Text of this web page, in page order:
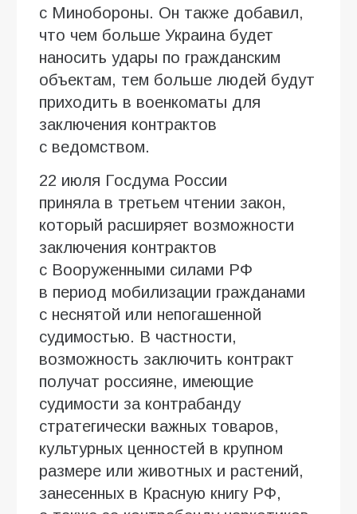
с Минобороны. Он также добавил,
что чем больше Украина будет
наносить удары по гражданским
объектам, тем больше людей будут
приходить в военкоматы для
заключения контрактов
с ведомством.
22 июля Госдума России
приняла в третьем чтении закон,
который расширяет возможности
заключения контрактов
с Вооруженными силами РФ
в период мобилизации гражданами
с неснятой или непогашенной
судимостью. В частности,
возможность заключить контракт
получат россияне, имеющие
судимости за контрабанду
стратегически важных товаров,
культурных ценностей в крупном
размере или животных и растений,
занесенных в Красную книгу РФ,